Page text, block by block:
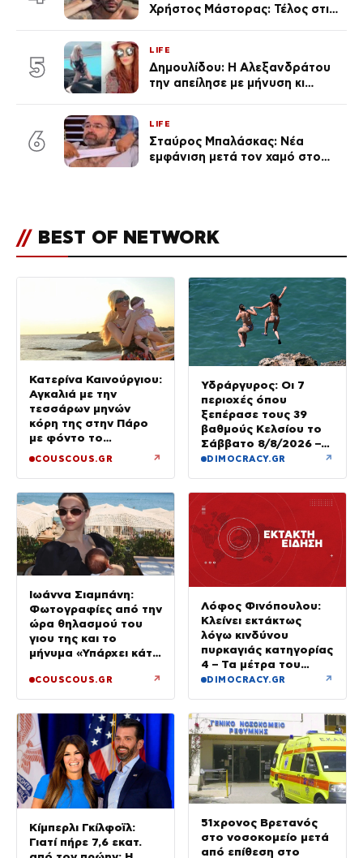
Χρήστος Μάστορας: Τέλος στις
5
LIFE
Δημουλίδου: Η Αλεξανδράτου
την απείλησε με μήνυση κι
ποια είσαι σοκαρίστικα»
6
LIFE
Σταύρος Μπαλάσκας: Νέα
εμφάνιση μετά τον χαμό στο
// BEST OF NETWORK
Κατερίνα Καινούργιου:
Αγκαλιά με την
τεσσάρων μηνών
κόρη της στην Πάρο
με φόντο το
COUSCOUS.GR ↗
Υδράργυρος: Οι 7
περιοχές όπου
ξεπέρασε τους 39
βαθμούς Κελσίου το
Σάββατο 8/8/2026 –
Πού θα δούμε 40άρια
DIMOCRACY.GR ↗
Ιωάννα Σιαμπάνη:
Φωτογραφίες από την
ώρα θηλασμού του
γιου της και το
μήνυμα «Υπάρχει κάτι
αργές μέρες»
COUSCOUS.GR ↗
Λόφος Φινόπουλου:
Κλείνει εκτάκτως
λόγω κινδύνου
πυρκαγιάς κατηγορίας
4 – Τα μέτρα του
Δήμου Αθηναίων
DIMOCRACY.GR ↗
Κίμπερλι Γκίλφοϊλ:
Γιατί πήρε 7,6 εκατ.
51χρονος Βρετανός
στο νοσοκομείο μετά
από επίθεση στο